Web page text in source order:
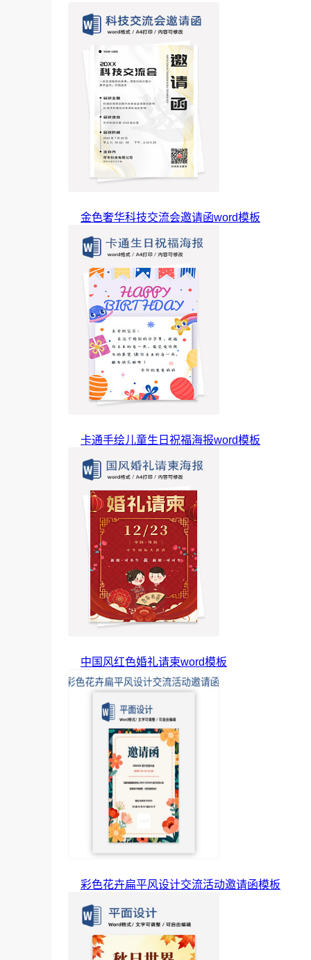
金色奢华科技交流会邀请函word模板
卡通手绘儿童生日祝福海报word模板
中国风红色婚礼请柬word模板
彩色花卉扁平风设计交流活动邀请函模板